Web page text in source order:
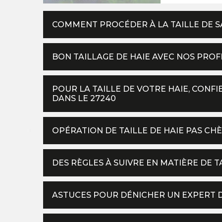
COMMENT PROCÉDER À LA TAILLE DE
BON TAILLAGE DE HAIE AVEC NOS
POUR LA TAILLE DE VOTRE HAIE,
DANS LE 27240
OPÉRATION DE TAILLE DE HAIE PAS
DES RÈGLES À SUIVRE EN MATIÈRE DE
ASTUCES POUR DÉNICHER UN EXPERT